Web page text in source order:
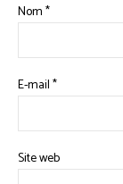
Nom*
E-mail*
Site web